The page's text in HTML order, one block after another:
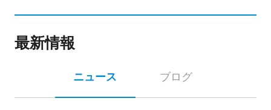
最新情報
ニュース ブログ